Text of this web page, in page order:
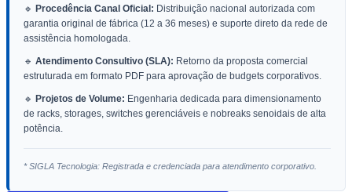
🔹 Procedência Canal Oficial: Distribuição nacional autorizada com
garantia original de fábrica (12 a 36 meses) e suporte direto da rede de
assistência homologada.
🔹 Atendimento Consultivo (SLA): Retorno da proposta comercial
estruturada em formato PDF para aprovação de budgets corporativos.
🔹 Projetos de Volume: Engenharia dedicada para dimensionamento
de racks, storages, switches gerenciáveis e nobreaks senoidais de alta
potência.
* SIGLA Tecnologia: Registrada e credenciada para atendimento corporativo.